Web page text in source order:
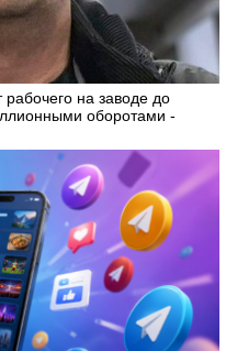
на заводе до
оборотами -